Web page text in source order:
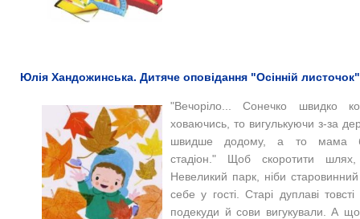
Юлія Хандожинська. Дитяче оповідання "Осінній
"Вечоріло... Сонечко швидко
ховаючись, то вигулькуючи з-за
швидше додому, а то мама
стадіон." Щоб скоротити
Невеликий парк, ніби
себе у гості. Старі дуплаві
подекуди й сови вигукували. А